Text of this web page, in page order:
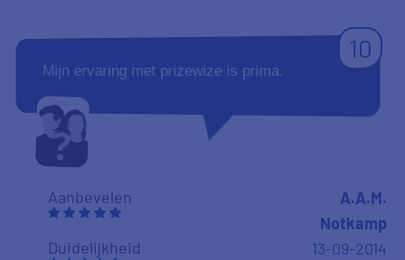
10
Mijn ervaring met prizewize is prima.
Aanbevelen
Duidelijkheid
A.A.M.
Notkamp
13-09-2014